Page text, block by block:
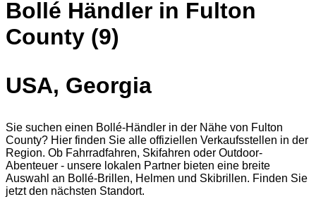
Bollé Händler in Fulton
County (9)
USA, Georgia
Sie suchen einen Bollé-Händler in der Nähe von Fulton
County? Hier finden Sie alle offiziellen Verkaufsstellen in der
Region. Ob Fahrradfahren, Skifahren oder Outdoor-
Abenteuer - unsere lokalen Partner bieten eine breite
Auswahl an Bollé-Brillen, Helmen und Skibrillen. Finden Sie
jetzt den nächsten Standort.